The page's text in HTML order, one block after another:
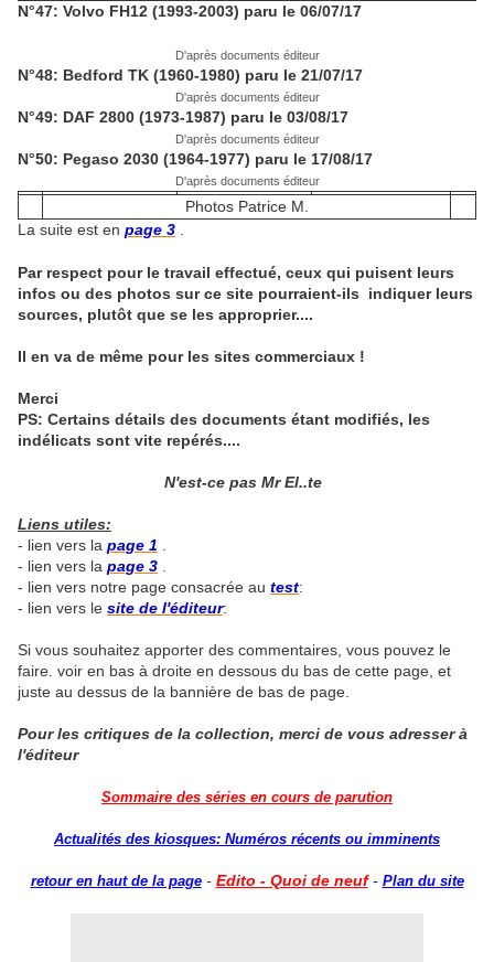
N°47: Volvo FH12 (1993-2003) paru le 06/07/17
D'après documents éditeur
N°48: Bedford TK (1960-1980) paru le 21/07/17
D'après documents éditeur
N°49: DAF 2800 (1973-1987) paru le 03/08/17
D'après documents éditeur
N°50: Pegaso 2030 (1964-1977) paru le 17/08/17
D'après documents éditeur
Photos Patrice M.
La suite est en page 3
Par respect pour le travail effectué, ceux qui puisent leurs
infos ou des photos sur ce site pourraient-ils indiquer leurs
sources, plutôt que se les approprier....
Il en va de même pour les sites commerciaux !
Merci
PS: Certains détails des documents étant modifiés, les
indélicats sont vite repérés....
N'est-ce pas Mr El..te
Liens utiles:
- lien vers la page 1
- lien vers la page 3
- lien vers notre page consacrée au test:
- lien vers le site de l'éditeur:
Si vous souhaitez apporter des commentaires, vous pouvez le
faire. voir en bas à droite en dessous du bas de cette page, et
juste au dessus de la bannière de bas de page.
Pour les critiques de la collection, merci de vous adresser à
l'éditeur
Sommaire des séries en cours de parution
Actualités des kiosques: Numéros récents ou imminents
retour en haut de la page- Edito - Quoi de neuf- Plan du site